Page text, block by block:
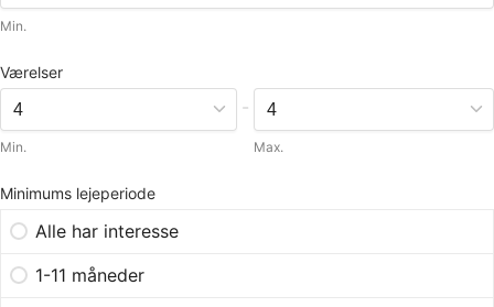
Min.
Værelser
Min.
-
Max.
Minimums lejeperiode
Alle har interesse
1-11 måneder